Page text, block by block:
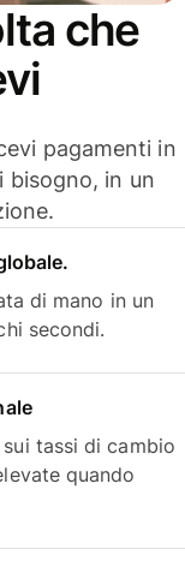
che
pagamenti in
bisogno, in un
di mano in un
secondi.
tassi di cambio
quando